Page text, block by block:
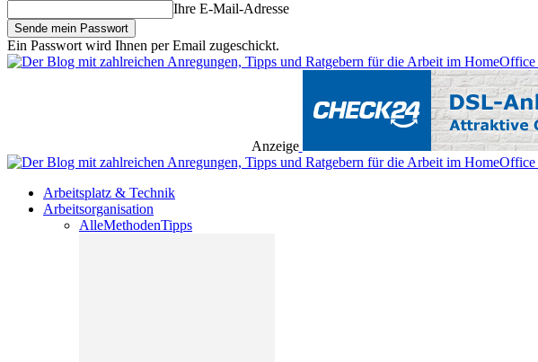
Ihre E-Mail-Adresse
Ein Passwort wird Ihnen per Email zugeschickt.
Anzeige
Arbeitsplatz & Technik
Arbeitsorganisation
AlleMethodenTipps